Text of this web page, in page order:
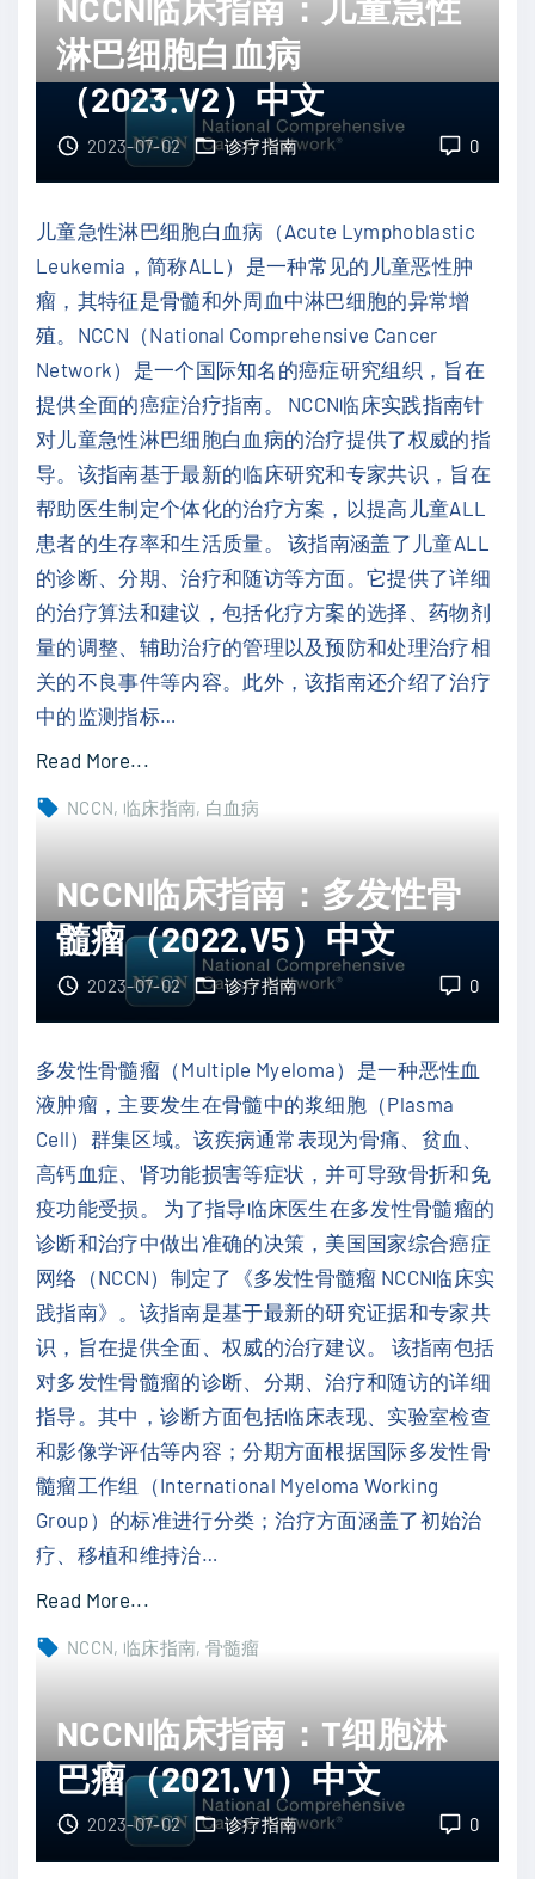
2
0
2
3
.
V
1
）
中
文
"
C
N
临
指
：
骨
髓
增
生
异
常
综
合
征
（
2
0
2
3
1
中
文
"
淋巴细胞白血病
（2023.V2）中文
0
2023-07-02 诊疗指南
儿童急性淋巴细胞白血病（Acute Lymphoblastic
Leukemia，简称ALL）是一种常见的儿童恶性肿
瘤，其特征是骨髓和外周血中淋巴细胞的异常增
殖。NCCN（National Comprehensive Cancer
Network）是一个国际知名的癌症研究组织，旨在
提供全面的癌症治疗指南。 NCCN临床实践指南针
对儿童急性淋巴细胞白血病的治疗提供了权威的指
导。该指南基于最新的临床研究和专家共识，旨在
帮助医生制定个体化的治疗方案，以提高儿童ALL
患者的生存率和生活质量。 该指南涵盖了儿童ALL
的诊断、分期、治疗和随访等方面。它提供了详细
的治疗算法和建议，包括化疗方案的选择、药物剂
量的调整、辅助治疗的管理以及预防和处理治疗相
关的不良事件等内容。此外，该指南还介绍了治疗
中的监测指标…
Read More..."
N
N
临
指
：
儿
童
急
性
淋
巴
细
胞
白
血
病
（
2
0
.
2
）
中
文
"
NCCN 临床指南 白血病
NCCN临床指南：多发性骨
髓瘤（2022.V5）中文
0
2023-07-02 诊疗指南
多发性骨髓瘤（Multiple Myeloma）是一种恶性血
液肿瘤，主要发生在骨髓中的浆细胞（Plasma
Cell）群集区域。该疾病通常表现为骨痛、贫血、
高钙血症、肾功能损害等症状，并可导致骨折和免
疫功能受损。 为了指导临床医生在多发性骨髓瘤的
诊断和治疗中做出准确的决策，美国国家综合癌症
网络（NCCN）制定了《多发性骨髓瘤 NCCN临床实
践指南》。该指南是基于最新的研究证据和专家共
识，旨在提供全面、权威的治疗建议。 该指南包括
对多发性骨髓瘤的诊断、分期、治疗和随访的详细
指导。其中，诊断方面包括临床表现、实验室检查
和影像学评估等内容；分期方面根据国际多发性骨
髓瘤工作组（International Myeloma Working
Group）的标准进行分类；治疗方面涵盖了初始治
疗、移植和维持治…
Read More...
N
临
床
NCCN 临床指南 骨髓瘤
NCCN临床指南：T细胞淋
巴瘤（2021.V1）中文
0
2023-07-02 诊疗指南